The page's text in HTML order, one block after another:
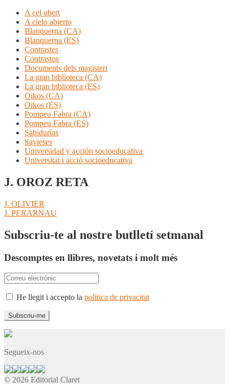
A cel obert
A cielo abierto
Blanquerna (CA)
Blanquerna (ES)
Contrastes
Contrastos
Documents dels magisteri
La gran biblioteca (CA)
La gran biblioteca (ES)
Oikos (CA)
Oikos (ES)
Pompeu Fabra (CA)
Pompeu Fabra (ES)
Sabidurías
Savieses
Universidad y acción socioeducativa
Universitat i acció socioeducativa
J. OROZ RETA
Navegació
d'entrades
Entrada
anterior:
J. OLIVIER
Pròxima
J. PERARNAU
Subscriu-te al nostre butlletí setmanal
Descomptes en llibres, novetats i molt més
He llegit i accepto la política de privacitat
Segueix-nos
© 2026 Editorial Claret